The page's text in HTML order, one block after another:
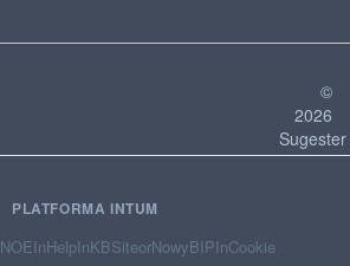
©
2026
Sugester
PLATFORMA INTUM
NOEInHelpInKBSiteorNowyBIPInCookie